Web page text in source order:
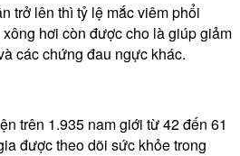
trở lên thì tỷ lệ mắc viêm phổi
hơi còn được cho là giúp giảm
các chứng đau ngực khác.
trên 1.935 nam giới từ 42 đến 61
được theo dõi sức khỏe trong